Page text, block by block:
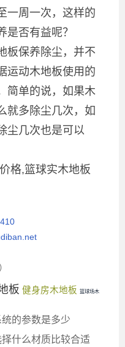
一周一次，这样的
是否有益呢？
板保养除尘，并不
运动木地板使用的
简单的说，如果木
就多除尘几次，如
尘几次也是可以
格,篮球实木地板
）
板 健身房木地板 篮球场木
的参数是多少
什么材质比较合适